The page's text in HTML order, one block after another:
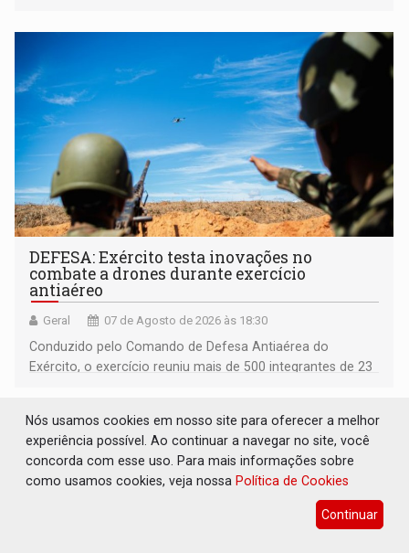
DEFESA: Exército testa inovações no
combate a drones durante exercício
antiaéreo
Geral 07 de Agosto de 2026 às 18:30
Conduzido pelo Comando de Defesa Antiaérea do
Exército, o exercício reuniu mais de 500 integrantes de 23
Nós usamos cookies em nosso site para oferecer a melhor
experiência possível. Ao continuar a navegar no site, você
concorda com esse uso. Para mais informações sobre
como usamos cookies, veja nossa Política de Cookies
Continuar